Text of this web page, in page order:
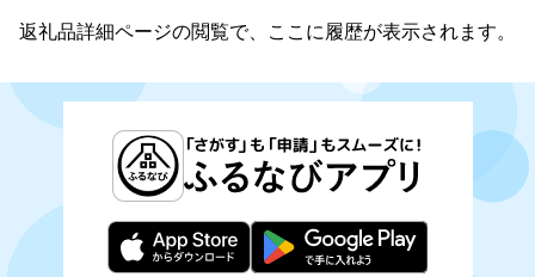
返礼品詳細ページの閲覧で、ここに履歴が表示されます。